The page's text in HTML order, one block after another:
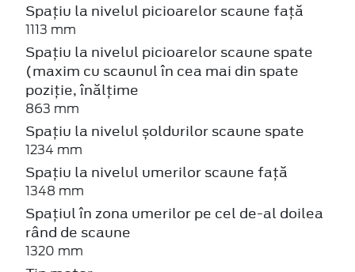
Spațiu la nivelul picioarelor scaune față
1113 mm
Spațiu la nivelul picioarelor scaune spate
(maxim cu scaunul în cea mai din spate
poziție, înălțime
863 mm
Spațiu la nivelul șoldurilor scaune spate
1234 mm
Spațiu la nivelul umerilor scaune față
1348 mm
Spațiul în zona umerilor pe cel de-al doilea
rând de scaune
1320 mm